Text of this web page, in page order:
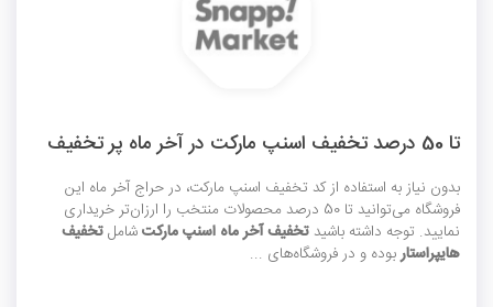
تا 50 درصد تخفیف اسنپ مارکت در آخر ماه پر تخفیف
بدون نیاز به استفاده ازکد تخفیف اسنپ مارکت، در حراج آخر ماه این
فروشگاه می‌توانید تا 50 درصد محصولات منتخب را ارزان‌تر خریداری
نمایید. توجه داشته باشید تخفیف آخر ماه اسنپ مارکتشاملتخفیف
هایپراستاربوده و در فروشگاه‌های ...